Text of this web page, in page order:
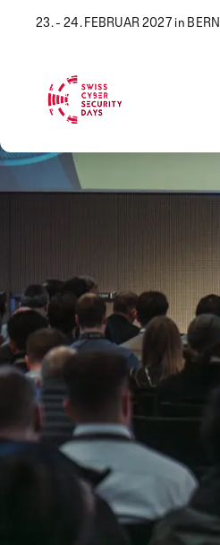
23. - 24. FEBRUAR 2027 in BERN